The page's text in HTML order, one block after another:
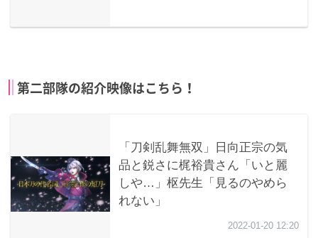
第二部隊の紹介映像はこちら！